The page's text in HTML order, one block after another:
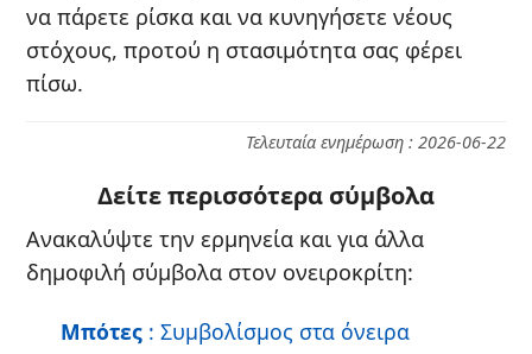
να πάρετε ρίσκα και να κυνηγήσετε νέους
στόχους, προτού η στασιμότητα σας φέρει
πίσω.
Τελευταία ενημέρωση : 2026-06-22
Δείτε περισσότερα σύμβολα
Ανακαλύψτε την ερμηνεία και για άλλα
δημοφιλή σύμβολα στον ονειροκρίτη:
Μπότες : Συμβολίσμος στα όνειρα